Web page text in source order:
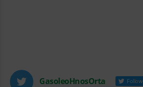
GasoleoHnosOrta Follow